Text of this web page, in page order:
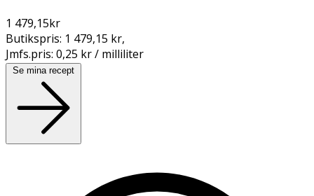
1 479,15kr
Butikspris: 1 479,15 kr,
Jmfs.pris: 0,25 kr / milliliter
Se mina recept